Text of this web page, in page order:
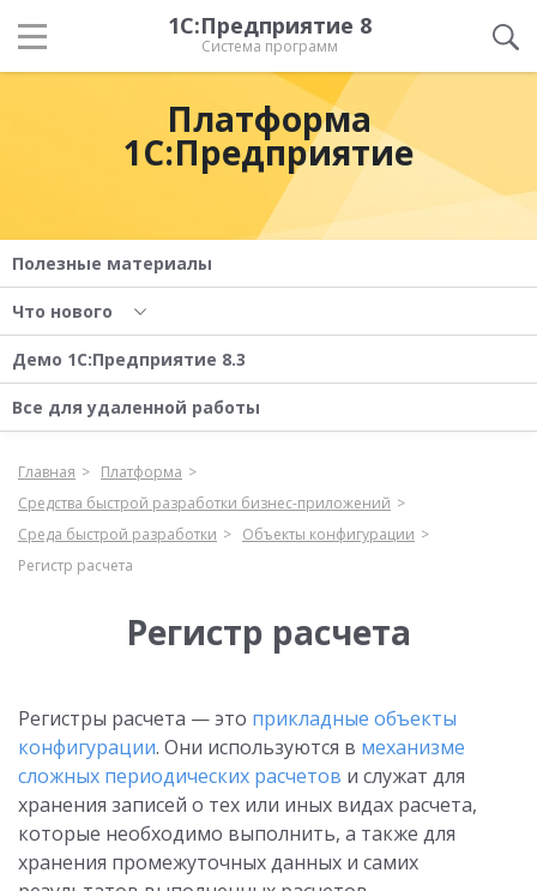
1С:Предприятие 8
Система программ
Платформа
1С:Предприятие
Полезные материалы
Что нового
Демо 1С:Предприятие 8.3
Все для удаленной работы
Главная
Платформа
Средства быстрой разработки бизнес-приложений
Среда быстрой разработки
Объекты конфигурации
Регистр расчета
Регистр расчета
Регистры расчета — это прикладные объекты
конфигурации. Они используются в механизме
сложных периодических расчетов и служат для
хранения записей о тех или иных видах расчета,
которые необходимо выполнить, а также для
хранения промежуточных данных и самих